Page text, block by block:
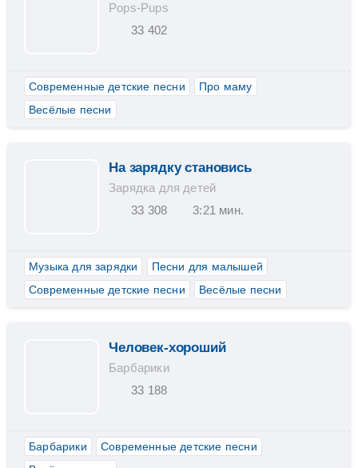
Pops-Pups
33 402
Современные детские песни
Про маму
Весёлые песни
На зарядку становись
Зарядка для детей
33 308
3:21 мин.
Музыка для зарядки
Песни для малышей
Современные детские песни
Весёлые песни
Человек-хороший
Барбарики
33 188
Барбарики
Современные детские песни